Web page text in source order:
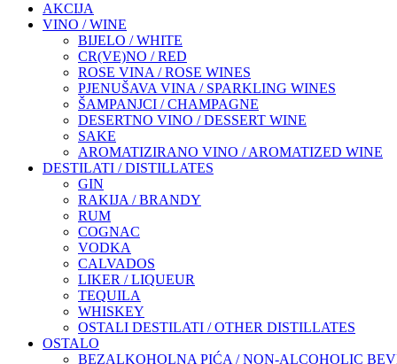
AKCIJA
VINO / WINE
BIJELO / WHITE
CR(VE)NO / RED
ROSE VINA / ROSE WINES
PJENUŠAVA VINA / SPARKLING WINES
ŠAMPANJCI / CHAMPAGNE
DESERTNO VINO / DESSERT WINE
SAKE
AROMATIZIRANO VINO / AROMATIZED WINE
DESTILATI / DISTILLATES
GIN
RAKIJA / BRANDY
RUM
COGNAC
VODKA
CALVADOS
LIKER / LIQUEUR
TEQUILA
WHISKEY
OSTALI DESTILATI / OTHER DISTILLATES
OSTALO
BEZALKOHOLNA PIĆA / NON-ALCOHOLIC